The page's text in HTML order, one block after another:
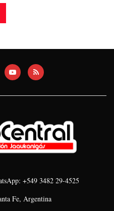
+549 3482 29-4525
Fe, Argentina